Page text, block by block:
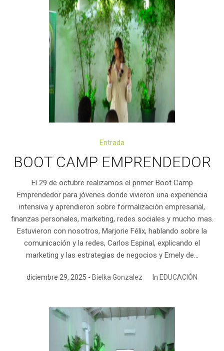
Entrada
BOOT CAMP EMPRENDEDOR
El 29 de octubre realizamos el primer Boot Camp
Emprendedor para jóvenes donde vivieron una experiencia
intensiva y aprendieron sobre formalización empresarial,
finanzas personales, marketing, redes sociales y mucho mas.
Estuvieron con nosotros, Marjorie Félix, hablando sobre la
comunicación y la redes, Carlos Espinal, explicando el
marketing y las estrategias de negocios y Emely de...
diciembre 29, 2025 Bielka Gonzalez In EDUCACIÓN